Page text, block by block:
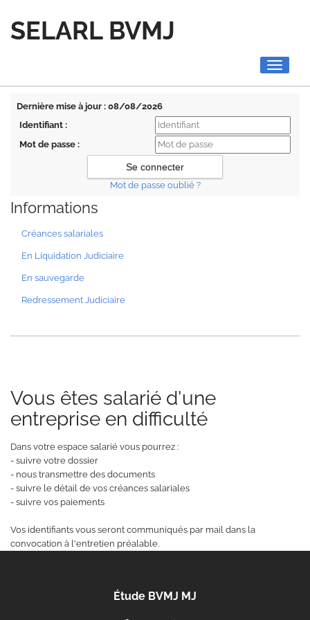
SELARL BVMJ
Toggle
Dernière mise à jour : 08/08/2026
Identifiant :
Mot de passe :
Mot de passe oublié ?
Informations
Créances salariales
En Liquidation Judiciaire
En sauvegarde
Redressement Judiciaire
Vous êtes salarié d'une
entreprise en difficulté
Dans votre espace salarié vous pourrez :
- suivre votre dossier
- nous transmettre des documents
- suivre le détail de vos créances salariales
- suivre vos paiements
Vos identifiants vous seront communiqués par mail dans la
convocation à l'entretien préalable.
Étude BVMJ MJ